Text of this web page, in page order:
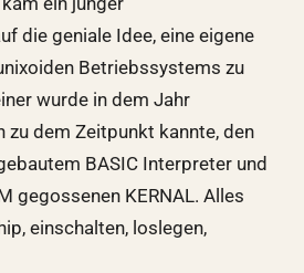
die geniale Idee, eine eigene
Betriebssystems zu
wurde in dem Jahr
zu dem Zeitpunkt kannte, den
BASIC Interpreter und
gegossenen KERNAL. Alles
einschalten, loslegen,